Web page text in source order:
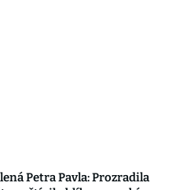
Petra Pavla: Prozradila